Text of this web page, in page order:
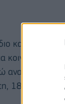
αναμένεται
18